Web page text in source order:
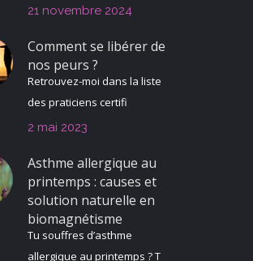
21 novembre 2024
Comment se libérer de
nos peurs ?
Retrouvez-moi dans la liste
des praticiens certifi
2 mai 2023
Asthme allergique au
printemps : causes et
solution naturelle en
biomagnétisme
Tu souffres d’asthme
allergique au printemps ? T